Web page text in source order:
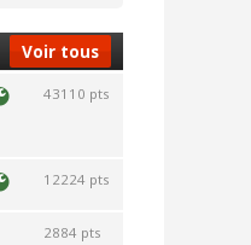
Voir tous
43110 pts
12224 pts
2884 pts